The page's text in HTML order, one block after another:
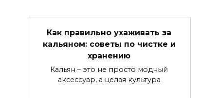
Как правильно ухаживать за
кальяном: советы по чистке и
хранению
Кальян – это не просто модный
аксессуар, а целая культура